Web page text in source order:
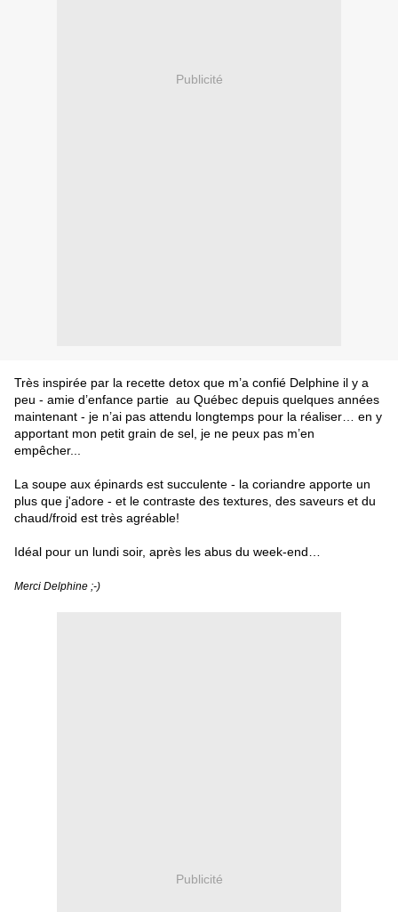
Publicité
Très inspirée par la recette detox que m’a confié Delphine il y a
peu - amie d’enfance partie au Québec depuis quelques années
maintenant - je n’ai pas attendu longtemps pour la réaliser… en y
apportant mon petit grain de sel, je ne peux pas m’en
empêcher...
La soupe aux épinards est succulente - la coriandre apporte un
plus que j'adore - et le contraste des textures, des saveurs et du
chaud/froid est très agréable!
Idéal pour un lundi soir, après les abus du week-end…
Merci Delphine ;-)
Publicité